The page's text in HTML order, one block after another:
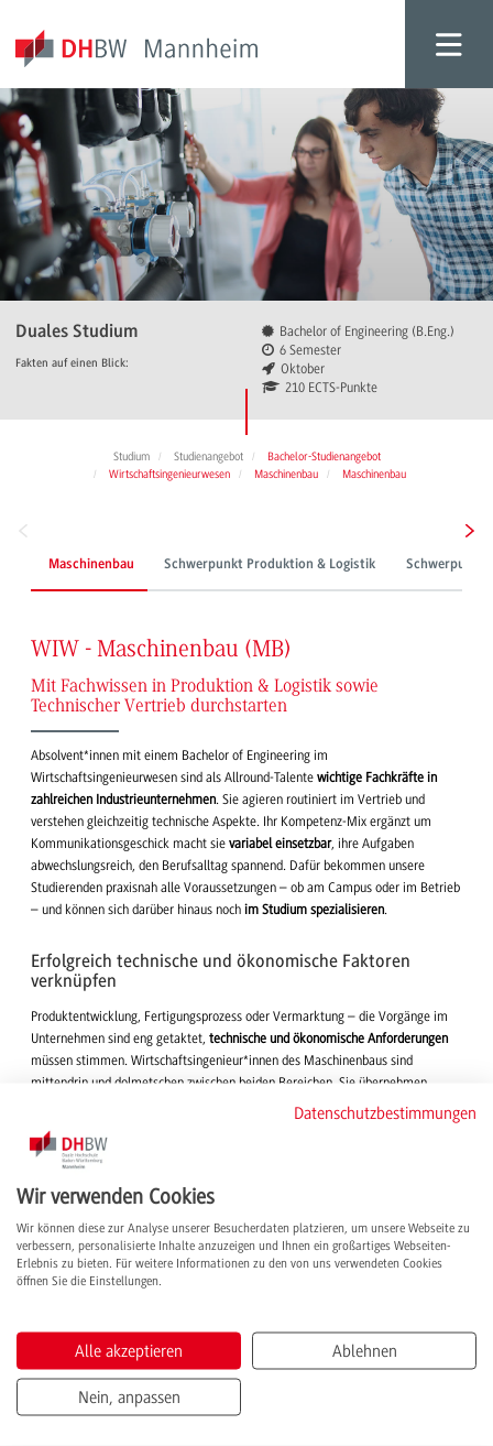
Duales Studium
Fakten auf einen Blick:
Bachelor of Engineering (B.Eng.)
6 Semester
Oktober
210 ECTS-Punkte
Studium Studienangebot
Bachelor-Studienangebot
Wirtschaftsingenieurwesen
Maschinenbau Maschinenbau
Maschinenbau Schwerpunkt Produktion & Logistik Schwerpunkt
WIW - Maschinenbau (MB)
Mit Fachwissen in Produktion & Logistik sowie
Technischer Vertrieb durchstarten
Absolvent*innen mit einem Bachelor of Engineering im
Wirtschaftsingenieurwesen sind als Allround-Talente wichtige Fachkräfte in
zahlreichen Industrieunternehmen. Sie agieren routiniert im Vertrieb und
verstehen gleichzeitig technische Aspekte. Ihr Kompetenz-Mix ergänzt um
Kommunikationsgeschick macht sie variabel einsetzbar, ihre Aufgaben
abwechslungsreich, den Berufsalltag spannend. Dafür bekommen unsere
Studierenden praxisnah alle Voraussetzungen – ob am Campus oder im Betrieb
– und können sich darüber hinaus noch im Studium spezialisieren.
Erfolgreich technische und ökonomische Faktoren
verknüpfen
Produktentwicklung, Fertigungsprozess oder Vermarktung – die Vorgänge im
Unternehmen sind eng getaktet, technische und ökonomische Anforderungen
müssen stimmen. Wirtschaftsingenieur*innen des Maschinenbaus sind
mittendrin und dolmetschen zwischen beiden Bereichen. Sie übernehmen
Konstruktions- und Produktmanagementaufgaben, sind in der Projektplanung
das Marketing. Sei es in
Raumfahrttechnik oder bspw. in den
Automobilbranche.
Dual studieren und spezialisiert Karriere machen
Unser WIW - Maschinenbau-Studium kombiniert
oder Projektmanagement. Um
eigene Interessen und Stärkengezielt
weiterzuentwickeln, können Studierende ab dem 3. StudienjahrSchwerpunkte
wählen: Während in
Prozesse in der Produktion vertieft wird, liegt der Fokus in
Datenschutzbestimmungen
Wir verwenden Cookies
Wir können diese zur Analyse unserer Besucherdaten platzieren, um unsere Webseite zu
verbessern, personalisierte Inhalte anzuzeigen und Ihnen ein großartiges Webseiten-
Erlebnis zu bieten. Für weitere Informationen zu den von uns verwendeten Cookies
öffnen Sie die Einstellungen.
Alle akzeptieren Ablehnen
Nein, anpassen